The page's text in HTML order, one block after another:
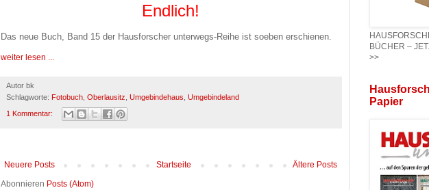
Endlich!
Das neue Buch, Band 15 der Hausforscher unterwegs-Reihe ist soeben erschienen.
weiter lesen ...
Autor bk
Schlagworte: Fotobuch, Oberlausitz, Umgebindehaus, Umgebindeland
1 Kommentar:
Neuere Posts Ältere Posts
Startseite
Abonnieren Posts (Atom)
BÜCHER –
>>
Papier